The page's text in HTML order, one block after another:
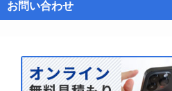
お問い合わせ